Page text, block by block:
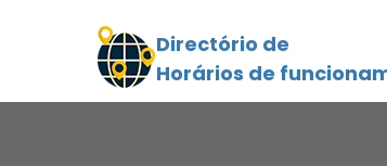
Directório de
Horários de